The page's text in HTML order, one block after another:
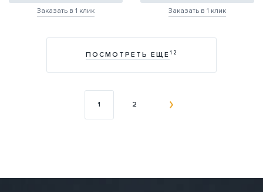
Заказать в 1 клик Заказать в 1 клик
ПОСМОТРЕТЬ ЕЩЕ12
1 2